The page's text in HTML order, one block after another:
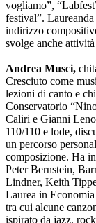
vogliamo”,
festival”.
indirizzo
svolge anche
Andrea Musci,
Cresciuto come
lezioni di canto e
Conservatorio
Caliri e Gianni
110/110 e lode,
un percorso
composizione. Ha
Peter Bernstein,
Lindner, Keith
Laurea in
tra cui alcune
ispirato da jazz,